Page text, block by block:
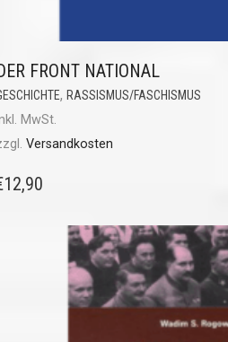
FRONT NATIONAL
, RASSISMUS/FASCHISMUS
MwSt.
Versandkosten
12,90